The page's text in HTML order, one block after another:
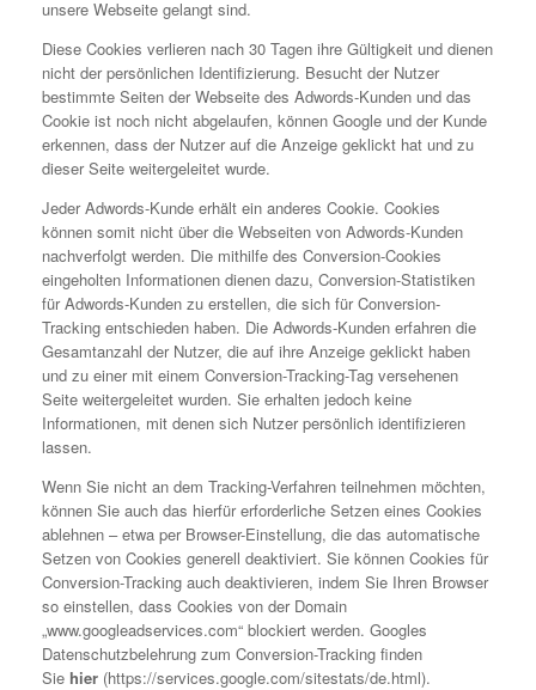
unsere Webseite gelangt sind.
Diese Cookies verlieren nach 30 Tagen ihre Gültigkeit und dienen
nicht der persönlichen Identifizierung. Besucht der Nutzer
bestimmte Seiten der Webseite des Adwords-Kunden und das
Cookie ist noch nicht abgelaufen, können Google und der Kunde
erkennen, dass der Nutzer auf die Anzeige geklickt hat und zu
dieser Seite weitergeleitet wurde.
Jeder Adwords-Kunde erhält ein anderes Cookie. Cookies
können somit nicht über die Webseiten von Adwords-Kunden
nachverfolgt werden. Die mithilfe des Conversion-Cookies
eingeholten Informationen dienen dazu, Conversion-Statistiken
für Adwords-Kunden zu erstellen, die sich für Conversion-
Tracking entschieden haben. Die Adwords-Kunden erfahren die
Gesamtanzahl der Nutzer, die auf ihre Anzeige geklickt haben
und zu einer mit einem Conversion-Tracking-Tag versehenen
Seite weitergeleitet wurden. Sie erhalten jedoch keine
Informationen, mit denen sich Nutzer persönlich identifizieren
lassen.
Wenn Sie nicht an dem Tracking-Verfahren teilnehmen möchten,
können Sie auch das hierfür erforderliche Setzen eines Cookies
ablehnen – etwa per Browser-Einstellung, die das automatische
Setzen von Cookies generell deaktiviert. Sie können Cookies für
Conversion-Tracking auch deaktivieren, indem Sie Ihren Browser
so einstellen, dass Cookies von der Domain
„www.googleadservices.com“ blockiert werden. Googles
Datenschutzbelehrung zum Conversion-Tracking finden
Sie hier (https://services.google.com/sitestats/de.html).